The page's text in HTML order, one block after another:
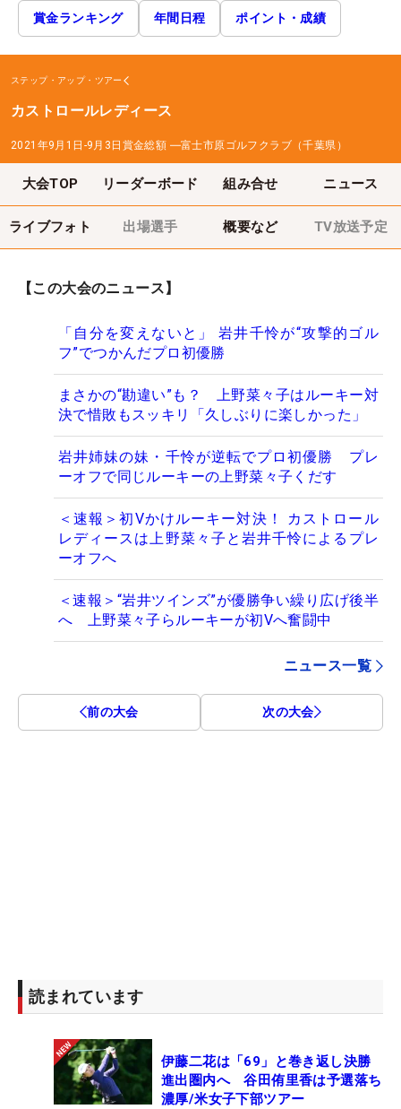
賞金ランキング 年間日程 ポイント・成績
ステップ・アップ・ツアー
カストロールレディース
2021年9月1日-9月3日 賞金総額 ―富士市原ゴルフクラブ（千葉県）
大会TOP リーダーボード 組み合せ ニュース
ライブフォト 出場選手 概要など TV放送予定
【この大会のニュース】
「自分を変えないと」 岩井千怜が“攻撃的ゴル
フ”でつかんだプロ初優勝
まさかの“勘違い”も？ 上野菜々子はルーキー対
決で惜敗もスッキリ「久しぶりに楽しかった」
岩井姉妹の妹・千怜が逆転でプロ初優勝 プレ
ーオフで同じルーキーの上野菜々子くだす
＜速報＞初Vかけルーキー対決！ カストロール
レディースは上野菜々子と岩井千怜によるプレ
ーオフへ
＜速報＞“岩井ツインズ”が優勝争い繰り広げ後半
へ 上野菜々子らルーキーが初Vへ奮闘中
ニュース一覧
前の大会 次の大会
読まれています
伊藤二花は「69」と巻き返し決勝
進出圏内へ 谷田侑里香は予選落ち
濃厚/米女子下部ツアー